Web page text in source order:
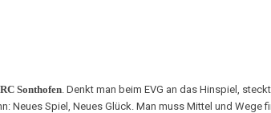
Sonthofen. Denkt man beim EVG an das Hinspiel,
Neues Spiel, Neues Glück. Man muss Mittel und Wege